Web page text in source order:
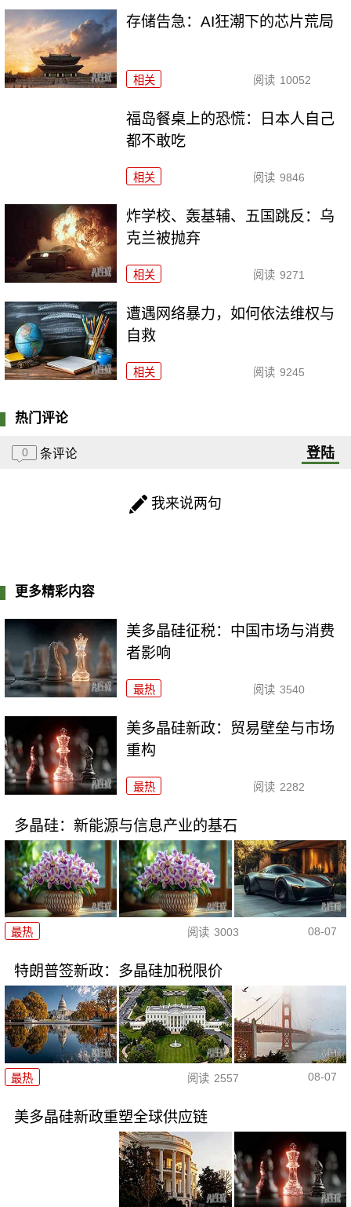
存储告急：AI狂潮下的芯片荒局
相关 阅读 10052
福岛餐桌上的恐慌：日本人自己
都不敢吃
相关 阅读 9846
炸学校、轰基辅、五国跳反：乌
克兰被抛弃
相关 阅读 9271
遭遇网络暴力，如何依法维权与
自救
相关 阅读 9245
热门评论
0 条评论 登陆
我来说两句
更多精彩内容
美多晶硅征税：中国市场与消费
者影响
最热 阅读 3540
美多晶硅新政：贸易壁垒与市场
重构
最热 阅读 2282
多晶硅：新能源与信息产业的基石
最热 阅读 3003 08-07
特朗普签新政：多晶硅加税限价
最热 阅读 2557 08-07
美多晶硅新政重塑全球供应链